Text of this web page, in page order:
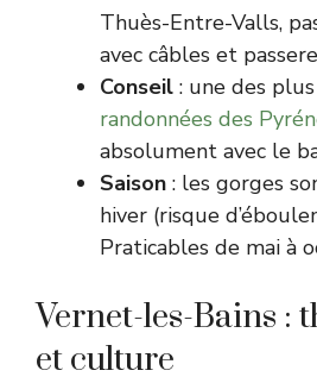
Thuès-Entre-Valls,
avec câbles et
Conseil : une des
randonnées des
absolument avec le
Saison : les gorges
hiver (risque
Praticables de mai à
Vernet-les-Bains :
et culture